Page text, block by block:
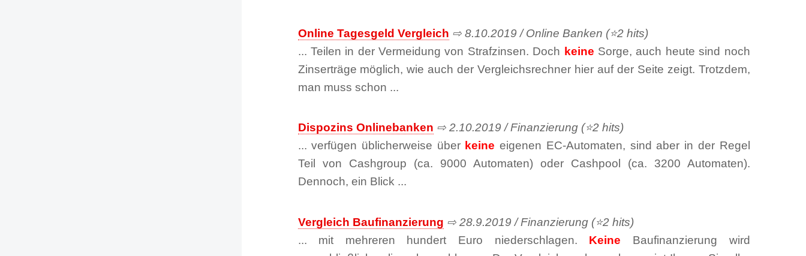
Online Tagesgeld Vergleich ⇨ 8.10.2019 / Online Banken (⭐2 hits)
... Teilen in der Vermeidung von Strafzinsen. Doch keine Sorge, auch heute sind noch
Zinserträge möglich, wie auch der Vergleichsrechner hier auf der Seite zeigt. Trotzdem,
man muss schon ...
Dispozins Onlinebanken ⇨ 2.10.2019 / Finanzierung (⭐2 hits)
... verfügen üblicherweise über keine eigenen EC-Automaten, sind aber in der Regel
Teil von Cashgroup (ca. 9000 Automaten) oder Cashpool (ca. 3200 Automaten).
Dennoch, ein Blick ...
Vergleich Baufinanzierung ⇨ 28.9.2019 / Finanzierung (⭐2 hits)
... mit mehreren hundert Euro niederschlagen. Keine Baufinanzierung wird